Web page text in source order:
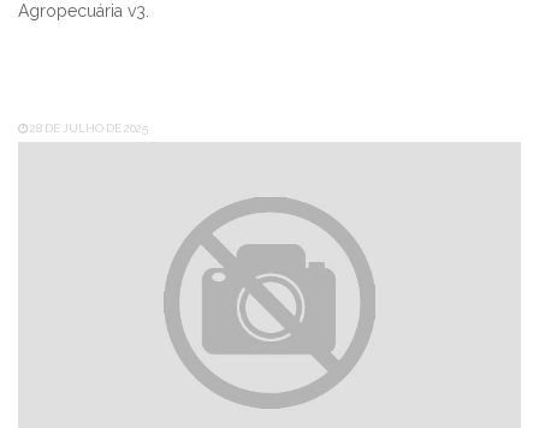
Agropecuária v3.
28 DE JULHO DE 2025